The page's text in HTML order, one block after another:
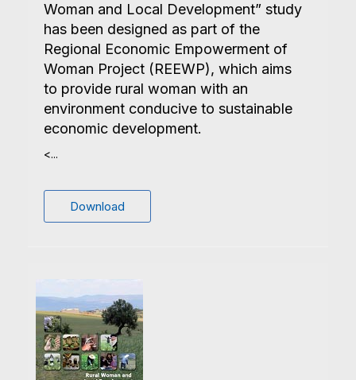
Woman and Local Development” study
has been designed as part of the
Regional Economic Empowerment of
Woman Project (REEWP), which aims
to provide rural woman with an
environment conducive to sustainable
economic development.
<...
Download